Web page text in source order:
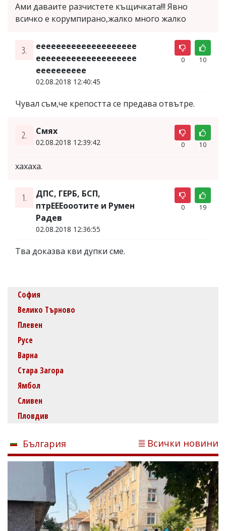
Ами даваите разчистете къщичката!!! Явно
всичко е корумпирано,жалко много жалко
3.
ееееееееееееееееееее
ееееееееееееееееееее
ееееееееее
02.08.2018 12:40:45
0 10
Чувал съм,че крепостта се предава отвътре.
2. Смях
02.08.2018 12:39:42 0 10
хахаха.
1.
ДПС, ГЕРБ, БСП,
птрЕЕЕооотите и Румен
Радев
02.08.2018 12:36:55
0 19
Тва доказва кви дупки сме.
София
Велико Търново
Плевен
Русе
Варна
Стара Загора
Ямбол
Сливен
Пловдив
България Всички новини